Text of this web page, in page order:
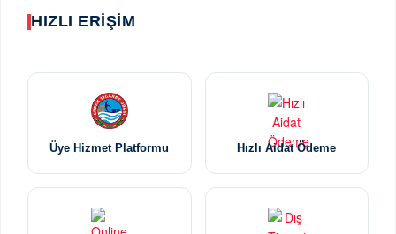
HIZLI ERİŞİM
Üye Hizmet Platformu Hızlı Aidat Ödeme